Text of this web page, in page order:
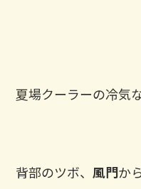
夏場クーラーの冷気
背部のツボ、 風門か